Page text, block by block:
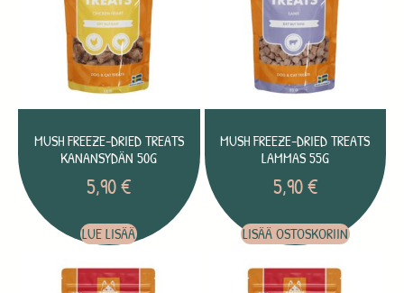
MUSH FREEZE-DRIED TREATS
KANANSYDÄN 50G
5,90€
LUE LISÄÄ
MUSH FREEZE-DRIED TREATS
LAMMAS 55G
5,90€
LISÄÄ OSTOSKORIIN